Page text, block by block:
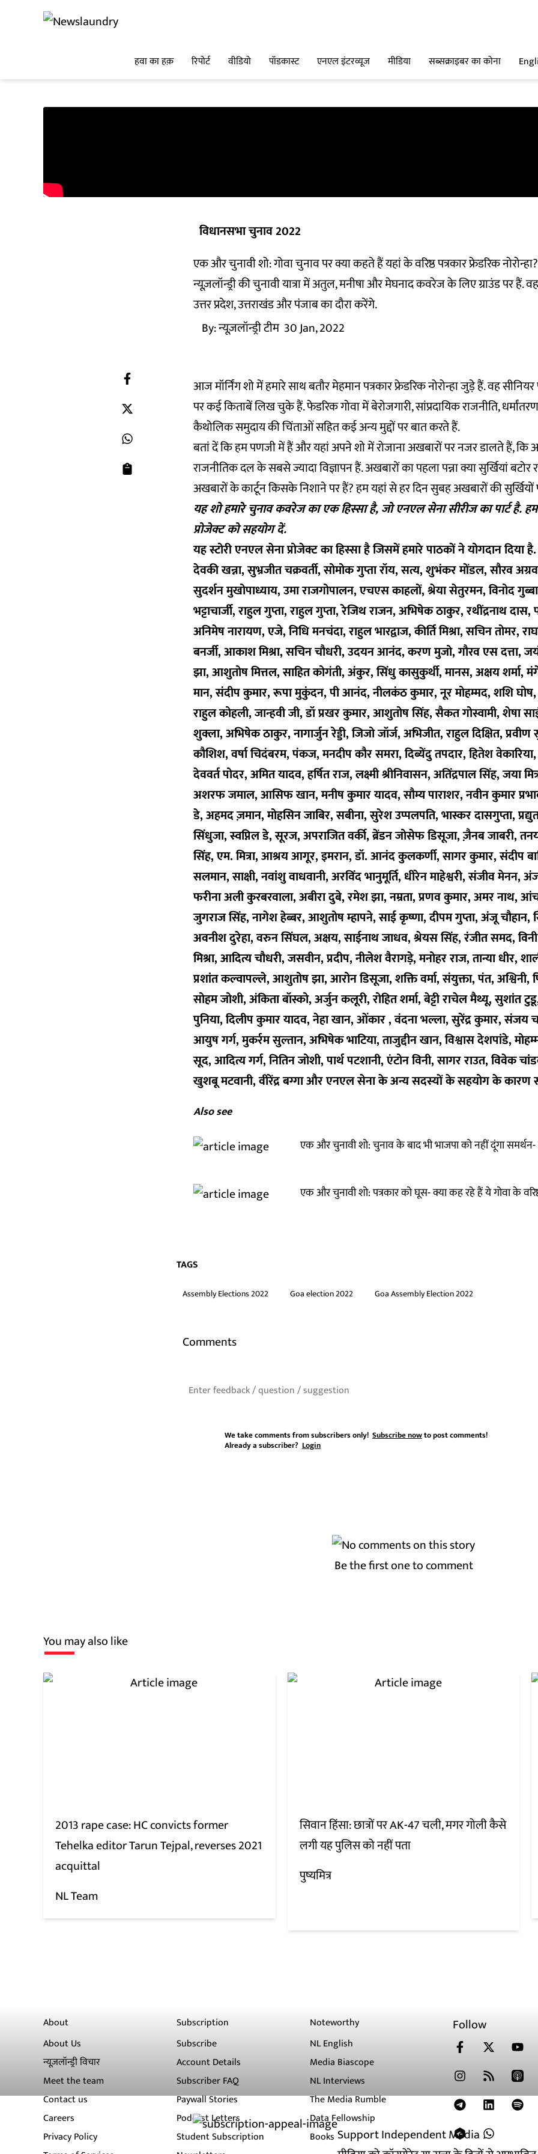
हवा का हक़ रिपोर्ट वीडियो पॉडकास्ट एनएल इंटरव्यूज मीडिया सब्सक्राइबर का कोना
विधानसभा चुनाव 2022
एक और चुनावी शो: गोवा चुनाव पर क्या कहते हैं यहां के वरिष्ठ पत्रकार फ्रेडरिक नोरोन्हा?
न्यूज़लॉन्ड्री की चुनावी यात्रा में अतुल, मनीषा और मेघनाद कवरेज के लिए ग्राउंड पर हैं.
उत्तर प्रदेश, उत्तराखंड और पंजाब का दौरा करेंगे.
By:न्यूज़लॉन्ड्री टीम 30 Jan, 2022
आज मॉर्निंग शो में हमारे साथ बतौर मेहमान पत्रकार फ्रेडरिक नोरोन्हा जुड़े हैं. वह
पर कई किताबें लिख चुके हैं. फेडरिक गोवा में बेरोजगारी, सांप्रदायिक राजनीति,
कैथोलिक समुदाय की चिंताओं सहित कई अन्य मुद्दों पर बात करते हैं.
बतां दें कि हम पणजी में हैं और यहां अपने शो में रोजाना अखबारों पर नजर डालते हैं, कि
राजनीतिक दल के सबसे ज्यादा विज्ञापन हैं. अखबारों का पहला पन्ना क्या सुर्खियां बटोर
अखबारों के कार्टून किसके निशाने पर हैं? हम यहां से हर दिन सुबह अखबारों की
यह शो हमारे चुनाव कवरेज का एक हिस्सा है, जो एनएल सेना सीरीज का पार्ट है.
प्रोजेक्ट कोसहयोगदें.
यह स्टोरी एनएल सेना प्रोजेक्ट का हिस्सा है जिसमें हमारे पाठकों ने योगदान
देवकी खन्ना, सुभ्रजीत चक्रवर्ती, सोमोक गुप्ता रॉय, सत्य, शुभंकर मोंडल, सौरव
सुदर्शन मुखोपाध्याय, उमा राजगोपालन, एचएस काहलों, श्रेया सेतुरमन, विनोद
भट्टाचार्जी, राहुल गुप्ता, राहुल गुप्ता, रेजिथ राजन, अभिषेक ठाकुर, रथींद्रनाथ
अनिमेष नारायण, एजे, निधि मनचंदा, राहुल भारद्वाज, कीर्ति मिश्रा, सचिन तोमर,
बनर्जी, आकाश मिश्रा, सचिन चौधरी, उदयन आनंद, करण मुजो, गौरव एस दत्ता,
झा, आशुतोष मित्तल, साहित कोगंती, अंकुर, सिंधु कासुकुर्थी, मानस, अक्षय शर्मा,
मान, संदीप कुमार, रूपा मुकुंदन, पी आनंद, नीलकंठ कुमार, नूर मोहम्मद, शशि
राहुल कोहली, जान्हवी जी, डॉ प्रखर कुमार, आशुतोष सिंह, सैकत गोस्वामी, शेषा
शुक्ला, अभिषेक ठाकुर, नागार्जुन रेड्डी, जिजो जॉर्ज, अभिजीत, राहुल दिक्षित, प्रवीण
कौशिश, वर्षा चिदंबरम, पंकज, मनदीप कौर समरा, दिब्येंदु तपदार, हितेश
देववर्त पोदर, अमित यादव, हर्षित राज, लक्ष्मी श्रीनिवासन, अतिंद्रपाल सिंह, जया
अशरफ जमाल, आसिफ खान, मनीष कुमार यादव, सौम्य पाराशर, नवीन कुमार
डे, अहमद ज़मान, मोहसिन जाबिर, सबीना, सुरेश उप्पलपति, भास्कर दासगुप्ता,
सिंधुजा, स्वप्निल डे, सूरज, अपराजित वर्की, ब्रेंडन जोसेफ डिसूजा, ज़ैनब जाबरी,
सिंह, एम. मित्रा, आश्रय आगूर, इमरान, डॉ. आनंद कुलकर्णी, सागर कुमार, संदीप
सलमान, साक्षी, नवांशु वाधवानी, अरविंद भानुमूर्ति, धीरेन माहेश्वरी, संजीव मेनन,
फरीना अली कुरबरवाला, अबीरा दुबे, रमेश झा, नम्रता, प्रणव कुमार, अमर नाथ,
जुगराज सिंह, नागेश हेब्बर, आशुतोष म्हापने, साई कृष्णा, दीपम गुप्ता, अंजू चौहान,
अवनीश दुरेहा, वरुन सिंघल, अक्षय, साईनाथ जाधव, श्रेयस सिंह, रंजीत समद,
मिश्रा, आदित्य चौधरी, जसवीन, प्रदीप, नीलेश वैरागड़े, मनोहर राज, तान्या धीर,
प्रशांत कल्वापल्ले, आशुतोष झा, आरोन डिसूजा, शक्ति वर्मा, संयुक्ता, पंत, अश्विनी,
सोहम जोशी, अंकिता बॉस्को, अर्जुन कलूरी, रोहित शर्मा, बेट्टी राचेल मैथ्यू, सुशांत
पुनिया, दिलीप कुमार यादव, नेहा खान, ओंकार , वंदना भल्ला, सुरेंद्र कुमार, संजय
आयुष गर्ग, मुकर्रम सुल्तान, अभिषेक भाटिया, ताजुद्दीन खान, विश्वास देशपांडे,
सूद, आदित्य गर्ग, नितिन जोशी, पार्थ पटशानी, एंटोन विनी, सागर राउत, विवेक
खुशबू मटवानी, वीरेंद्र बग्गा और एनएल सेना के अन्य सदस्यों के सहयोग के कारण
Support Independent Media
Also see
एक और चुनावी शो: चुनाव के बाद भी भाजपा को नहीं दूंगा समर्थन-
एक और चुनावी शो: पत्रकार को घूस- क्या कह रहे हैं ये गोवा के
TAGS
Assembly Elections 2022 Goa election 2022 Goa Assembly Election 2022
Comments
We take comments from subscribers only! Subscribe nowto post comments!
Already a subscriber? Login
Be the first one to comment
You may also like
2013 rape case: HC convicts former
Tehelka editor Tarun Tejpal, reverses 2021
acquittal
NL Team
सिवान हिंसा: छात्रों पर AK-47 चली, मगर गोली कैसे
लगी यह पुलिस को नहीं पता
पुष्यमित्र
About
About Us
न्यूज़लॉन्ड्री विचार
Meet the team
Contact us
Careers
Privacy Policy
Subscription
Subscribe
Account Details
Subscriber FAQ
Paywall Stories
Podcast Letters
Student Subscription
Noteworthy
NL English
Media Biascope
NL Interviews
The Media Rumble
Data Fellowship
Books
Follow